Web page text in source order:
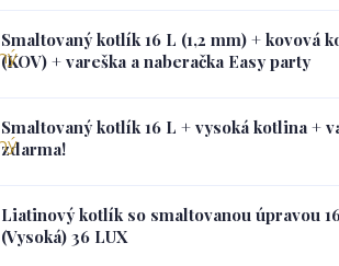
Smaltovaný kotlík 16 L (1,2 mm) + kovová
(KOV) + vareška a naberačka Easy party
Smaltovaný kotlík 16 L + vysoká kotlina +
zdarma!
Liatinový kotlík so smaltovanou úpravou
(Vysoká) 36 LUX